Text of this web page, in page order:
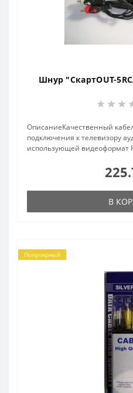
Шнур "СкартOUT-
ОписаниеКачественный
подключения к телевизору
использующей видеоформат
В
Популярный